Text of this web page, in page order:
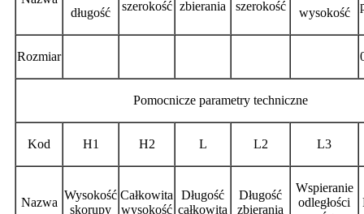
długość
szerokość zbierania
szerokość
wysokość
Rozmiar
Pomocnicze parametry techniczne
Kod H1 H2 L L2 L3
Nazwa
Wysokość
skorupy
Całkowita
wysokość
Długość
całkowita
Długość
zbierania
Wspieranie
odległości